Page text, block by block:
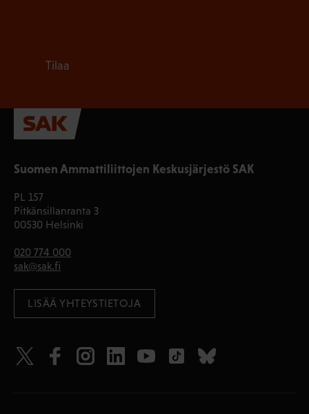
Suomen Ammattiliittojen Keskusjärjestö SAK
PL 157
Pitkänsillanranta 3
00530 Helsinki
020 774 000
sak@sak.fi
LISÄÄ YHTEYSTIETOJA
Tilaa